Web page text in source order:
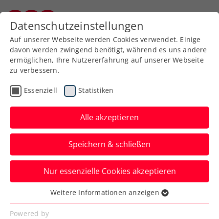
Zurück zur Newsübersicht
ATP
Freitag sensationell im
Wimbledon-U14-Endspiel
Die ÖTV-Nachwuchshoffnung bleibt in
London auch im vierten Match ohne
einen Satzverlust.
Verfasst von: Manuel Wachta, 12.07.2025
Datenschutzeinstellungen
Auf unserer Webseite werden Cookies verwendet. Einige
davon werden zwingend benötigt, während es uns andere
ermöglichen, Ihre Nutzererfahrung auf unserer Webseite
zu verbessern.
Essenziell Statistiken
Alle akzeptieren
Speichern & schließen
Nur essenzielle Cookies akzeptieren
Essenziell
Essenzielle Cookies werden für grundlegende
Weitere Informationen anzeigen
Powered by